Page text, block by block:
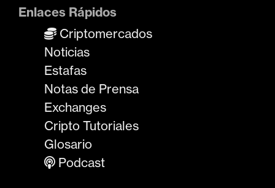
Enlaces Rápidos
Criptomercados
Noticias
Estafas
Notas de Prensa
Exchanges
Cripto Tutoriales
Glosario
Podcast